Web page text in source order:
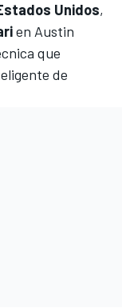
Unidos,
en Austin
que
de